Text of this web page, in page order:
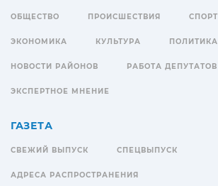
ОБЩЕСТВО ПРОИСШЕСТВИЯ СПОРТ
ЭКОНОМИКА КУЛЬТУРА ПОЛИТИКА
НОВОСТИ РАЙОНОВ РАБОТА ДЕПУТАТОВ
ЭКСПЕРТНОЕ МНЕНИЕ
ГАЗЕТА
СВЕЖИЙ ВЫПУСК СПЕЦВЫПУСК
АДРЕСА РАСПРОСТРАНЕНИЯ